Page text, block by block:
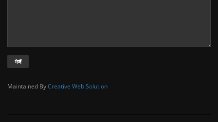
Maintained ByCreative Web Solution